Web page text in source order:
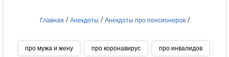
Главная / Анекдоты / Анекдоты про пенсионеров/
про мужа и жену про коронавирус про инвалидов